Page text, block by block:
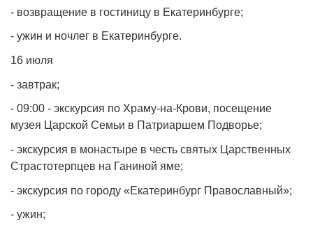
- возвращение в гостиницу в Екатеринбурге;
- ужин и ночлег в Екатеринбурге.
16 июля
- завтрак;
- 09:00 - экскурсия по Храму-на-Крови, посещение
музея Царской Семьи в Патриаршем Подворье;
- экскурсия в монастыре в честь святых Царственных
Страстотерпцев на Ганиной яме;
- экскурсия по городу «Екатеринбург Православный»;
- ужин;